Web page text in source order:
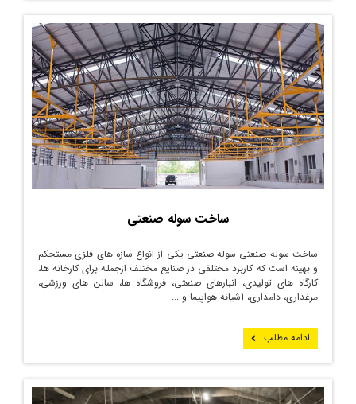
ساخت سوله صنعتی
ساخت سوله صنعتی سوله صنعتی یکی از انواع سازه های فلزی مستحکم
و بهینه است که کاربرد مختلفی در صنایع مختلف ازجمله برای کارخانه ها،
کارگاه های تولیدی، انبارهای صنعتی، فروشگاه ها، سالن های ورزشی،
مرغداری، دامداری، آشیانه هواپیما و ...
ادامه مطلب